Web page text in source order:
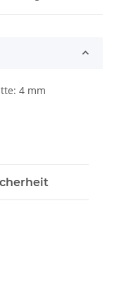
4 mm